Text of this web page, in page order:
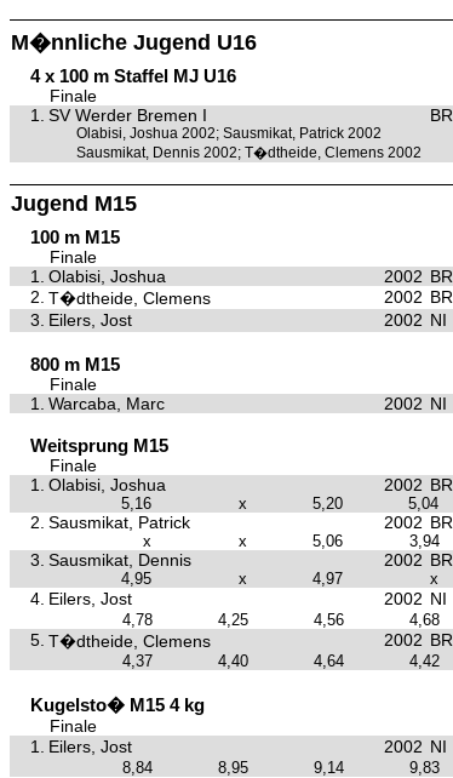
M�nnliche Jugend U16
4 x 100 m Staffel MJ U16
Finale
1.
SV Werder Bremen I BR
Olabisi, Joshua 2002; Sausmikat, Patrick 2002
Sausmikat, Dennis 2002; T�dtheide, Clemens 2002
Jugend M15
100 m M15
Finale
1.
Olabisi, Joshua 2002 BR
2. T�dtheide, Clemens 2002 BR
3. Eilers, Jost 2002 NI
800 m M15
Finale
1.
Warcaba, Marc 2002 NI
Weitsprung M15
Finale
1.
Olabisi, Joshua 2002 BR
5,16
x 5,20 5,04
2. Sausmikat, Patrick 2002 BR
x
x 5,06 3,94
3. Sausmikat, Dennis 2002 BR
4,95
x 4,97 x
4. Eilers, Jost 2002 NI
4,78
4,25 4,56 4,68
5. T�dtheide, Clemens 2002 BR
4,37
4,40 4,64 4,42
Kugelsto� M15 4 kg
Finale
1.
Eilers, Jost 2002 NI
8,84
8,95 9,14 9,83